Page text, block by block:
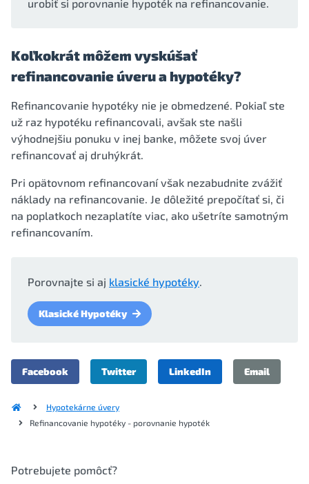
urobiť si porovnanie hypoték na refinancovanie.
Koľkokrát môžem vyskúšať
refinancovanie úveru a hypotéky?
Refinancovanie hypotéky nie je obmedzené. Pokiaľ ste
už raz hypotéku refinancovali, avšak ste našli
výhodnejšiu ponuku v inej banke, môžete svoj úver
refinancovať aj druhýkrát.
Pri opätovnom refinancovaní však nezabudnite zvážiť
náklady na refinancovanie. Je dôležité prepočítať si, či
na poplatkoch nezaplatíte viac, ako ušetríte samotným
refinancovaním.
Porovnajte si aj klasické hypotéky.
Klasické Hypotéky
Facebook Twitter LinkedIn Email
Hypotekárne úvery
Refinancovanie hypotéky - porovnanie hypoték
Potrebujete pomôcť?